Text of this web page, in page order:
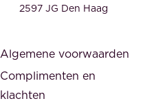
d
e
n
,
d
e
2597 JG Den Haag
Algemene voorwaarden
Complimenten en
klachten